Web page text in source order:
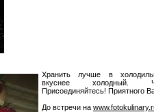
Хранить лучше в
вкуснее холодный.
Присоединяйтесь! Приятного
До встречи на